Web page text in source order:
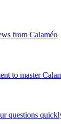
from Calaméo
to master
questions